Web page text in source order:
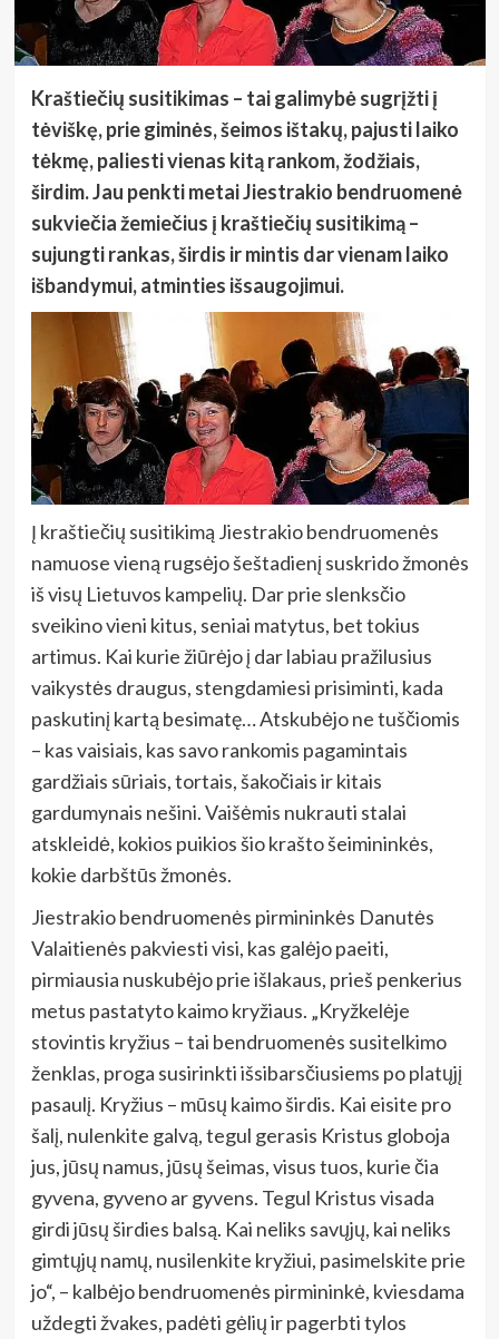
Kraštiečių susitikimas – tai galimybė sugrįžti į
tėviškę, prie giminės, šeimos ištakų, pajusti laiko
tėkmę, paliesti vienas kitą rankom, žodžiais,
širdim. Jau penkti metai Jiestrakio bendruomenė
sukviečia žemiečius į kraštiečių susitikimą –
sujungti rankas, širdis ir mintis dar vienam laiko
išbandymui, atminties išsaugojimui.
Į kraštiečių susitikimą Jiestrakio bendruomenės
namuose vieną rugsėjo šeštadienį suskrido žmonės
iš visų Lietuvos kampelių. Dar prie slenksčio
sveikino vieni kitus, seniai matytus, bet tokius
artimus. Kai kurie žiūrėjo į dar labiau pražilusius
vaikystės draugus, stengdamiesi prisiminti, kada
paskutinį kartą besimatę… Atskubėjo ne tuščiomis
– kas vaisiais, kas savo rankomis pagamintais
gardžiais sūriais, tortais, šakočiais ir kitais
gardumynais nešini. Vaišėmis nukrauti stalai
atskleidė, kokios puikios šio krašto šeimininkės,
kokie darbštūs žmonės.
Jiestrakio bendruomenės pirmininkės Danutės
Valaitienės pakviesti visi, kas galėjo paeiti,
pirmiausia nuskubėjo prie išlakaus, prieš penkerius
metus pastatyto kaimo kryžiaus. „Kryžkelėje
stovintis kryžius – tai bendruomenės susitelkimo
ženklas, proga susirinkti išsibarsčiusiems po platųjį
pasaulį. Kryžius – mūsų kaimo širdis. Kai eisite pro
šalį, nulenkite galvą, tegul gerasis Kristus globoja
jus, jūsų namus, jūsų šeimas, visus tuos, kurie čia
gyvena, gyveno ar gyvens. Tegul Kristus visada
girdi jūsų širdies balsą. Kai neliks savųjų, kai neliks
gimtųjų namų, nusilenkite kryžiui, pasimelskite prie
jo“, – kalbėjo bendruomenės pirmininkė, kviesdama
uždegti žvakes, padėti gėlių ir pagerbti tylos